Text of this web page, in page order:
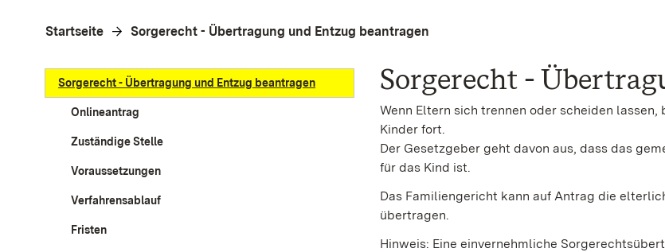
Startseite Sorgerecht - Übertragung und Entzug beantragen
Sorgerecht - Übertragung und Entzug beantragen
Onlineantrag
Zuständige Stelle
Voraussetzungen
Verfahrensablauf
Fristen
Sorgerecht -
Wenn Eltern sich trennen oder scheiden
Kinder fort.
Der Gesetzgeber geht davon aus, dass das
für das Kind ist.
Das Familiengericht kann auf Antrag die
übertragen.
Hinweis: Eine einvernehmliche